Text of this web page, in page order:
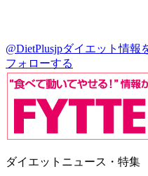
@DietPlusjpダイエット情報
フォローする
ダイエットニュース・特集